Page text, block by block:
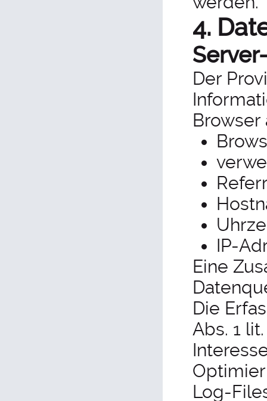
4.
Der
IP-
Eine
Die
Abs. 1
Log-